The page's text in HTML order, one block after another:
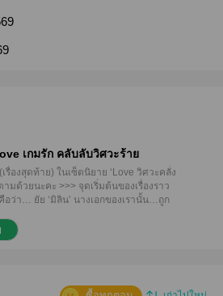
เกมรัก คลับลับวิศวะร้าย
เรื่องสุดท้าย) ในเซ็ตนิยาย ‘Love วิศวะคลั่ง
ามด้วยนะคะ >>> จุดเริ่มต้นของเรื่องราว
อว่า… ยัย ‘มิลิน’ นางเอกของเรานั้น…ถูก
าะว่าผู้ชายต้องการ ‘เซ็กส์’ แต่เธอก็ยังไม่
คนรักและเพื่อนสนิทนินทาว่าเป็นผู้หญิง